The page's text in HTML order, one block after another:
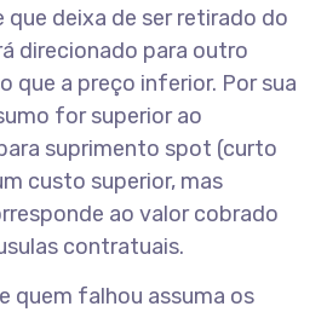
que deixa de ser retirado do
direcionado para outro
que a preço inferior. Por sua
for superior ao
suprimento spot (curto
custo superior, mas
ao valor cobrado
contratuais.
quem falhou assuma os